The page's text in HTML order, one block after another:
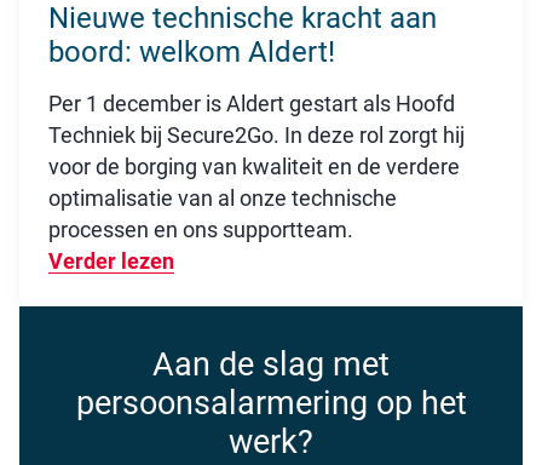
Nieuwe technische kracht aan
boord: welkom Aldert!
Per 1 december is Aldert gestart als Hoofd
Techniek bij Secure2Go. In deze rol zorgt hij
voor de borging van kwaliteit en de verdere
optimalisatie van al onze technische
processen en ons supportteam.
Verder lezen
Aan de slag met
persoonsalarmering op het
werk?